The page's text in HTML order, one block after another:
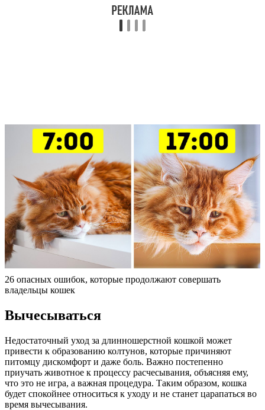
26 опасных ошибок, которые продолжают совершать
владельцы кошек
Вычесываться
Недостаточный уход за длинношерстной кошкой может
привести к образованию колтунов, которые причиняют
питомцу дискомфорт и даже боль. Важно постепенно
приучать животное к процессу расчесывания, объясняя ему,
что это не игра, а важная процедура. Таким образом, кошка
будет спокойнее относиться к уходу и не станет царапаться во
время вычесывания.